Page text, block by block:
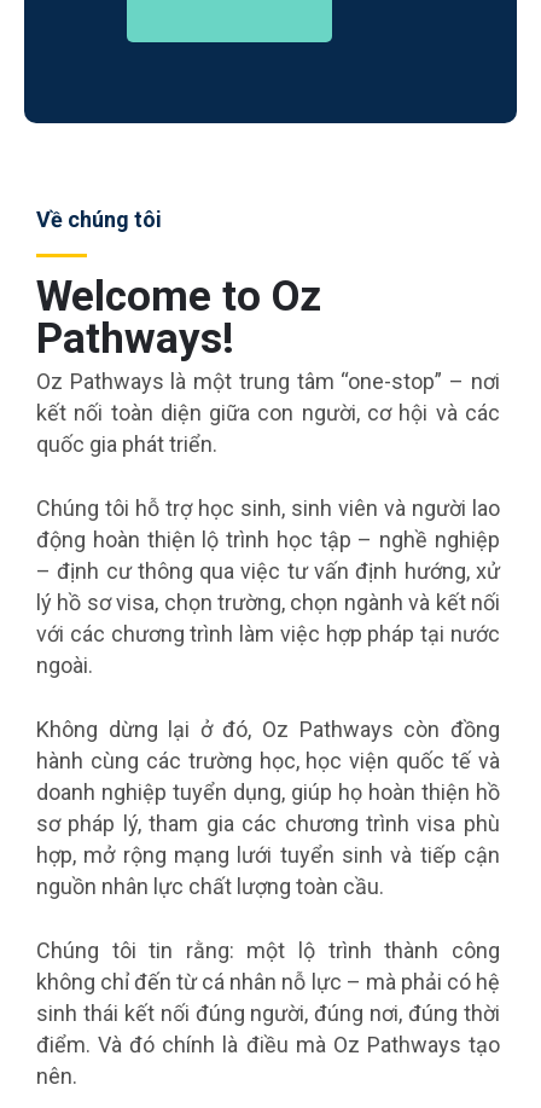
Welcome to Oz
Pathways!
Về chúng tôi
Oz Pathways là một trung tâm “one-stop” – nơi
kết nối toàn diện giữa con người, cơ hội và các
quốc gia phát triển.
Chúng tôi hỗ trợ học sinh, sinh viên và người lao
động hoàn thiện lộ trình học tập – nghề nghiệp
– định cư thông qua việc tư vấn định hướng, xử
lý hồ sơ visa, chọn trường, chọn ngành và kết nối
với các chương trình làm việc hợp pháp tại nước
ngoài.
Không dừng lại ở đó, Oz Pathways còn đồng
hành cùng các trường học, học viện quốc tế và
doanh nghiệp tuyển dụng, giúp họ hoàn thiện hồ
sơ pháp lý, tham gia các chương trình visa phù
hợp, mở rộng mạng lưới tuyển sinh và tiếp cận
nguồn nhân lực chất lượng toàn cầu.
Chúng tôi tin rằng: một lộ trình thành công
không chỉ đến từ cá nhân nỗ lực – mà phải có hệ
sinh thái kết nối đúng người, đúng nơi, đúng thời
điểm. Và đó chính là điều mà Oz Pathways tạo
nên.